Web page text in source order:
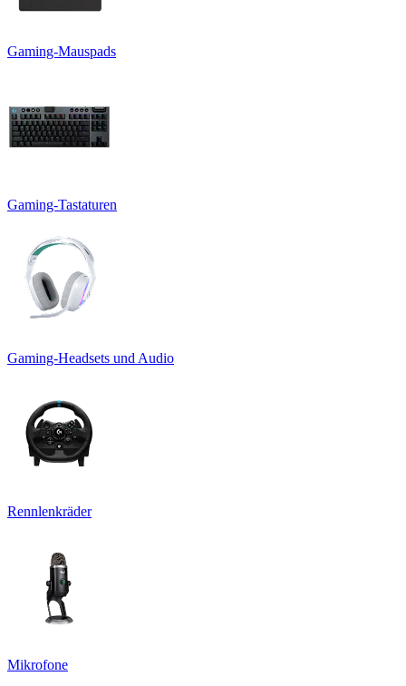
Gaming-Mauspads
Gaming-Tastaturen
Gaming-Headsets und Audio
Rennlenkräder
Mikrofone